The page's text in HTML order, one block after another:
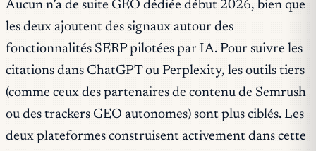
Aucun n’a de suite GEO dédiée début 2026, bien que
les deux ajoutent des signaux autour des
fonctionnalités SERP pilotées par IA. Pour suivre les
citations dans ChatGPT ou Perplexity, les outils tiers
(comme ceux des partenaires de contenu de Semrush
ou des trackers GEO autonomes) sont plus ciblés. Les
deux plateformes construisent activement dans cette